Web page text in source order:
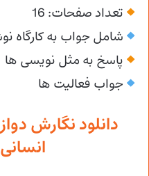
تعداد صفحات: 16
شامل جواب به کارگاه
پاسخ به مثل نویسی ها
جواب فعالیت ها
دانلود نگارش